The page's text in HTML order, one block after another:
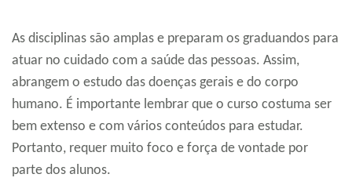
As disciplinas são amplas e preparam os graduandos para
atuar no cuidado com a saúde das pessoas. Assim,
abrangem o estudo das doenças gerais e do corpo
humano. É importante lembrar que o curso costuma ser
bem extenso e com vários conteúdos para estudar.
Portanto, requer muito foco e força de vontade por
parte dos alunos.